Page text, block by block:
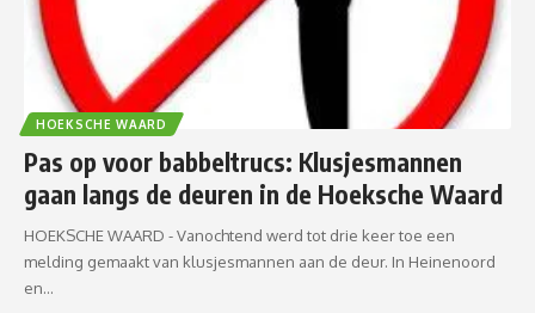
HOEKSCHE WAARD
Pas op voor babbeltrucs: Klusjesmannen
gaan langs de deuren in de Hoeksche Waard
HOEKSCHE WAARD - Vanochtend werd tot drie keer toe een
melding gemaakt van klusjesmannen aan de deur. In Heinenoord
en…